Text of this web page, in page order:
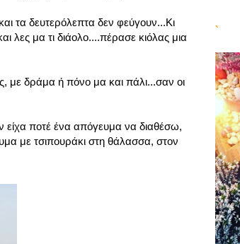
τα δευτερόλεπτα δεν φεύγουν...Κι
λες μα τι διάολο....πέρασε κιόλας μια
με δράμα ή πόνο μα και πάλι...σαν οι
είχα ποτέ ένα απόγευμα να διαθέσω,
με τσιπουράκι στη θάλασσα, στον
`